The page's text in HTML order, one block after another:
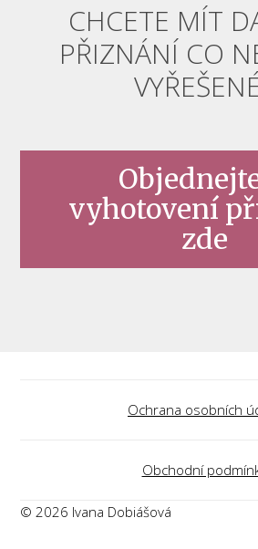
CHCETE MÍT
PŘIZNÁNÍ CO
vyhotovení
zde
Ochrana osobních
Obchodní
© 2026 Ivana Dobiášová